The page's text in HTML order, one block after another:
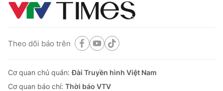
Theo dõi báo trên
Cơ quan chủ quản:Đài Truyền hình Việt Nam
Cơ quan báo chí: Thời báo VTV